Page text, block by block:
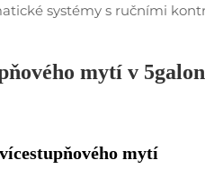
systémy s ručními
mytí v
mytí